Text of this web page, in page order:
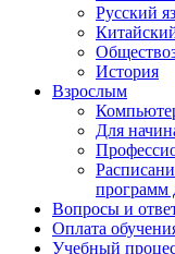
Русский
История
Взрослым
Для
программ
Вопросы и
Оплата
Учебный